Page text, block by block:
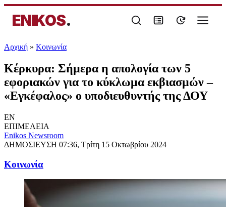
ENIKOS.
Αρχική » Κοινωνία
Κέρκυρα: Σήμερα η απολογία των 5
εφοριακών για το κύκλωμα εκβιασμών –
«Εγκέφαλος» ο υποδιευθυντής της ΔΟΥ
EN
ΕΠΙΜΕΛΕΙΑ
Enikos Newsroom
ΔΗΜΟΣΙΕΥΣΗ 07:36, Τρίτη 15 Οκτωβρίου 2024
Κοινωνία